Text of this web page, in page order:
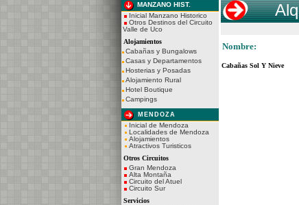
MANZANO HIST.
Inicial Manzano Historico
Otros Destinos del Circuito
Valle de Uco
Alojamientos
Cabañas y Bungalows
Casas y Departamentos
Hosterias y Posadas
Alojamiento Rural
Hotel Boutique
Campings
MENDOZA
Inicial de Mendoza
Localidades de Mendoza
Alojamientos
Atractivos Turisticos
Otros Circuitos
Gran Mendoza
Alta Montaña
Circuito del Atuel
Circuito Sur
Servicios
Nombre:
Cabañas Sol Y Nieve